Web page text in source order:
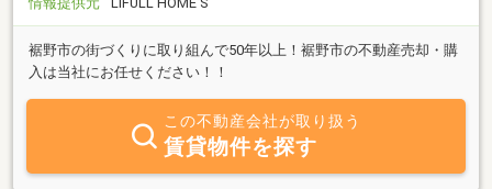
裾野市の街づくりに取り組んで50年以上！裾野市の不動産売却・購
入は当社にお任せください！！
この不動産会社が取り扱う
賃貸物件を探す